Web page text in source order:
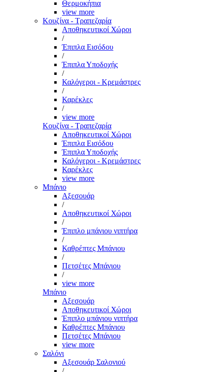
Θερμοκήπια
view more
Κουζίνα - Τραπεζαρία
Αποθηκευτικοί Χώροι
/
Έπιπλα Εισόδου
/
Έπιπλα Υποδοχής
/
Καλόγεροι - Κρεμάστρες
/
Καρέκλες
/
view more
Κουζίνα - Τραπεζαρία
Αποθηκευτικοί Χώροι
Έπιπλα Εισόδου
Έπιπλα Υποδοχής
Καλόγεροι - Κρεμάστρες
Καρέκλες
view more
Μπάνιο
Αξεσουάρ
/
Αποθηκευτικοί Χώροι
/
Έπιπλο μπάνιου νιπτήρα
/
Καθρέπτες Μπάνιου
/
Πετσέτες Μπάνιου
/
view more
Μπάνιο
Αξεσουάρ
Αποθηκευτικοί Χώροι
Έπιπλο μπάνιου νιπτήρα
Καθρέπτες Μπάνιου
Πετσέτες Μπάνιου
view more
Σαλόνι
Αξεσουάρ Σαλονιού